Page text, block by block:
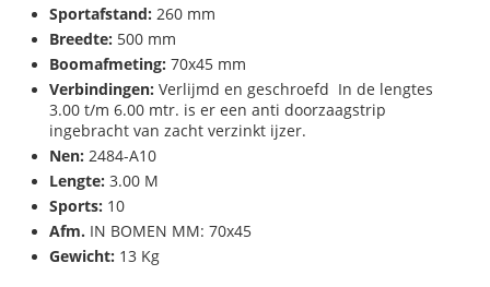
Sportafstand: 260 mm
Breedte: 500 mm
Boomafmeting: 70x45 mm
Verbindingen: Verlijmd en geschroefd In de lengtes
3.00 t/m 6.00 mtr. is er een anti doorzaagstrip
ingebracht van zacht verzinkt ijzer.
Nen: 2484-A10
Lengte: 3.00 M
Sports: 10
Afm. IN BOMEN MM: 70x45
Gewicht: 13 Kg